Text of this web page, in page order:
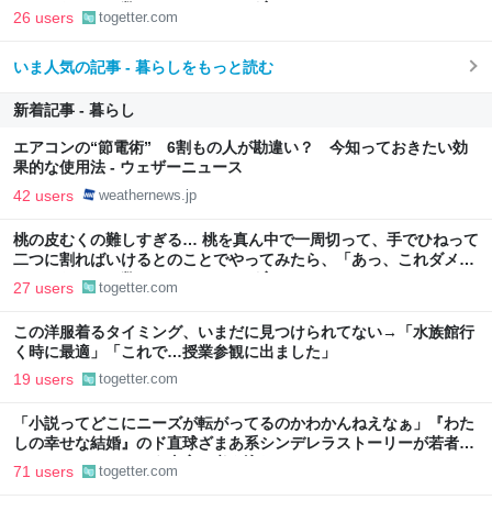
だ」となった→数々のアドバイスが寄せられる
26 users togetter.com
いま人気の記事 - 暮らしをもっと読む
新着記事 - 暮らし
エアコンの“節電術” 6割もの人が勘違い？ 今知っておきたい効
果的な使用法 - ウェザーニュース
42 users weathernews.jp
桃の皮むくの難しすぎる… 桃を真ん中で一周切って、手でひねって
二つに割ればいけるとのことでやってみたら、「あっ、これダメ
だ」となった→数々のアドバイスが寄せられる
27 users togetter.com
この洋服着るタイミング、いまだに見つけられてない→「水族館行
く時に最適」「これで…授業参観に出ました」
19 users togetter.com
「小説ってどこにニーズが転がってるのかわかんねえなぁ」『わた
しの幸せな結婚』のド直球ざまあ系シンデレラストーリーが若者に
ヒットしているという事実に考え込む
71 users togetter.com